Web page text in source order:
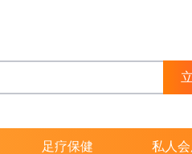
足疗保健 私人